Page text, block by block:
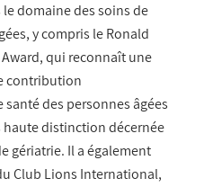
domaine des soins de
y compris le Ronald
qui reconnaît une
contribution
des personnes âgées
haute distinction décernée
gériatrie. Il a également
Club Lions International,